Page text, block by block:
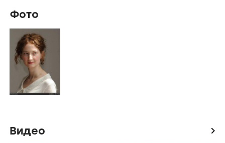
Фото
Видео icon